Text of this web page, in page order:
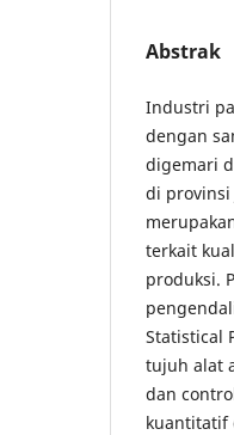
Abstrak
Industri
dengan
digemari
di provinsi
terkait
produksi.
Statistical
tujuh alat
dan
kuantitatif